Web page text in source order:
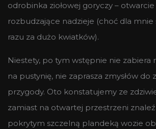
odrobinka ziołowej goryczy –
rozbudzające nadzieje (choć dla
razu za dużo kwiatków).
Niestety, po tym wstępnie nie zabiera
na pustynię, nie zaprasza zmysłów do
przygody. Oto konstatujemy ze
zamiast na otwartej przestrzeni
pokrytym szczelną plandeką wozie